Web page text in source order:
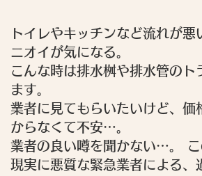
トイレやキッチンなど流れが悪
ニオイが気になる。
こんな時は排水桝や排水管のト
ます。
業者に見てもらいたいけど、価
からなくて不安…。
業者の良い噂を聞かない…。
現実に悪質な緊急業者による、